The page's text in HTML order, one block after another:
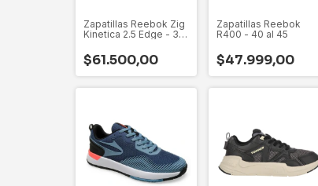
Zapatillas Reebok Zig
Kinetica 2.5 Edge - 36
$61.500,00
Zapatillas Reebok
R400 - 40 al 45
$47.999,00